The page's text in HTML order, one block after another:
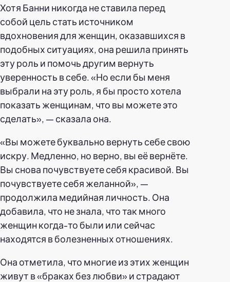
Хотя Банни никогда не ставила перед
собой цель стать источником
вдохновения для женщин, оказавшихся в
подобных ситуациях, она решила принять
эту роль и помочь другим вернуть
уверенность в себе. «Но если бы меня
выбрали на эту роль, я бы просто хотела
показать женщинам, что вы можете это
сделать», — сказала она.
«Вы можете буквально вернуть себе свою
искру. Медленно, но верно, вы её вернёте.
Вы снова почувствуете себя красивой. Вы
почувствуете себя желанной», —
продолжила медийная личность. Она
добавила, что не знала, что так много
женщин когда-то были или сейчас
находятся в болезненных отношениях.
Она отметила, что многие из этих женщин
живут в «браках без любви» и страдают